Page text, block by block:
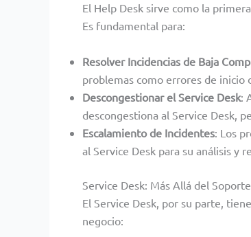
El Help Desk sirve como la
Es fundamental para:
Resolver Incidencias de Baja
problemas como errores de inicio
Descongestionar el Service Desk:
descongestiona al Service Desk,
Escalamiento de Incidentes: Los
al Service Desk para su análisis y
Service Desk: Más Allá del
El Service Desk, por su parte,
negocio: